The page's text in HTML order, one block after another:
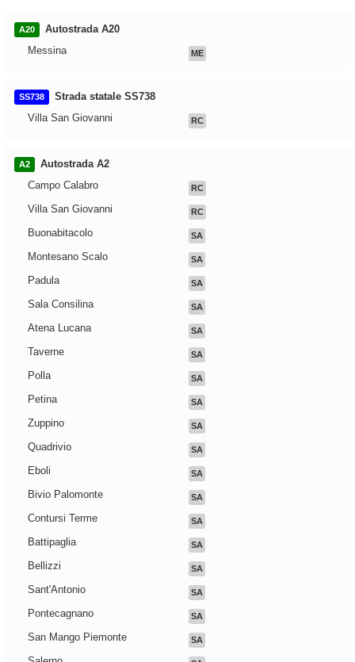
A20
Autostrada A20
Messina
ME
SS738
Strada statale SS738
Villa San Giovanni
RC
A2
Autostrada A2
Campo Calabro
RC
Villa San Giovanni RC
Buonabitacolo SA
Montesano Scalo SA
Padula SA
Sala Consilina SA
Atena Lucana SA
Taverne SA
Polla SA
Petina SA
Zuppino SA
Quadrivio SA
Eboli SA
Bivio Palomonte SA
Contursi Terme SA
Battipaglia SA
Bellizzi SA
Sant'Antonio SA
Pontecagnano SA
San Mango Piemonte SA